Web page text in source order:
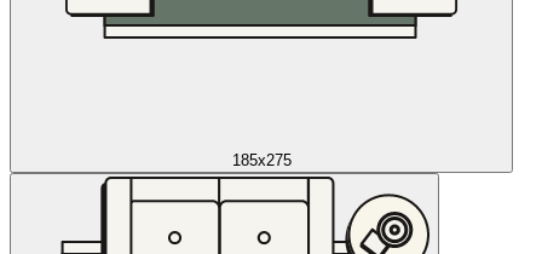
185x275